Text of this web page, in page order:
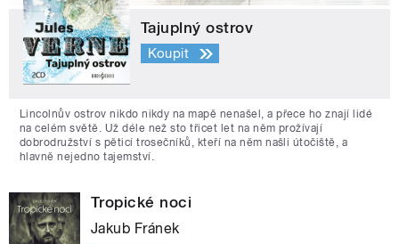
Tajuplný ostrov
Koupit
Lincolnův ostrov nikdo nikdy na mapě nenašel, a přece ho znají lidé
na celém světě. Už déle než sto třicet let na něm prožívají
dobrodružství s pěticí trosečníků, kteří na něm našli útočiště, a
hlavně nejedno tajemství.
Tropické noci
Jakub Fránek